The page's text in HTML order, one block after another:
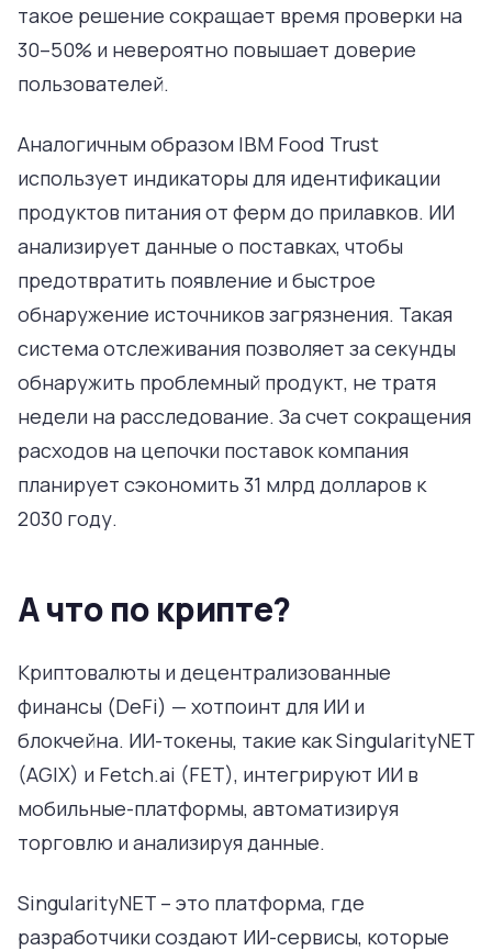
такое решение сокращает время проверки на
30–50% и невероятно повышает доверие
пользователей.
Аналогичным образом IBM Food Trust
использует индикаторы для идентификации
продуктов питания от ферм до прилавков. ИИ
анализирует данные о поставках, чтобы
предотвратить появление и быстрое
обнаружение источников загрязнения. Такая
система отслеживания позволяет за секунды
обнаружить проблемный продукт, не тратя
недели на расследование. За счет сокращения
расходов на цепочки поставок компания
планирует сэкономить 31 млрд долларов к
2030 году.
А что по крипте?
Криптовалюты и децентрализованные
финансы (DeFi) — хотпоинт для ИИ и
блокчейна. ИИ-токены, такие как SingularityNET
(AGIX) и Fetch.ai (FET), интегрируют ИИ в
мобильные-платформы, автоматизируя
торговлю и анализируя данные.
SingularityNET – это платформа, где
разработчики создают ИИ-сервисы, которые